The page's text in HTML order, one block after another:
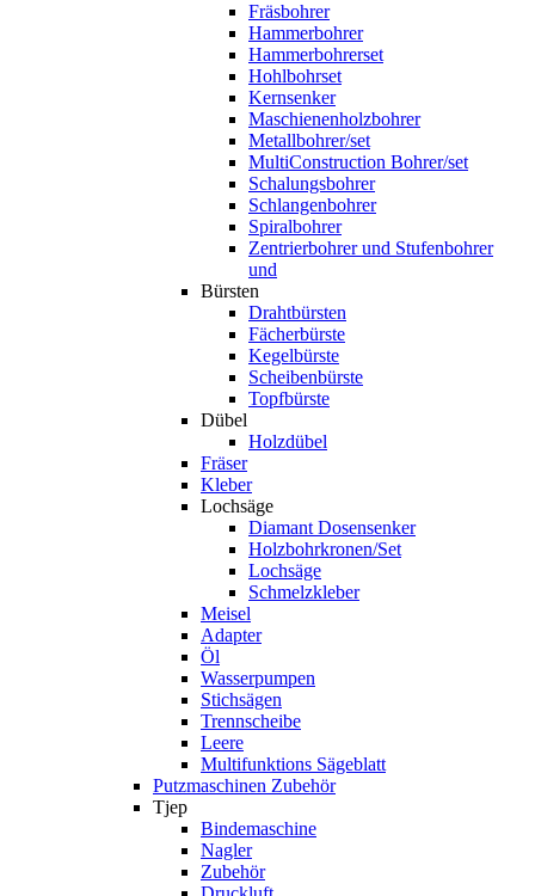
Fräsbohrer
Hammerbohrer
Hammerbohrerset
Hohlbohrset
Kernsenker
Maschienenholzbohrer
Metallbohrer/set
MultiConstruction Bohrer/set
Schalungsbohrer
Schlangenbohrer
Spiralbohrer
Zentrierbohrer und Stufenbohrer
und
Bürsten
Drahtbürsten
Fächerbürste
Kegelbürste
Scheibenbürste
Topfbürste
Dübel
Holzdübel
Fräser
Kleber
Lochsäge
Diamant Dosensenker
Holzbohrkronen/Set
Lochsäge
Schmelzkleber
Meisel
Adapter
Öl
Wasserpumpen
Stichsägen
Trennscheibe
Leere
Multifunktions Sägeblatt
Putzmaschinen Zubehör
Tjep
Bindemaschine
Nagler
Zubehör